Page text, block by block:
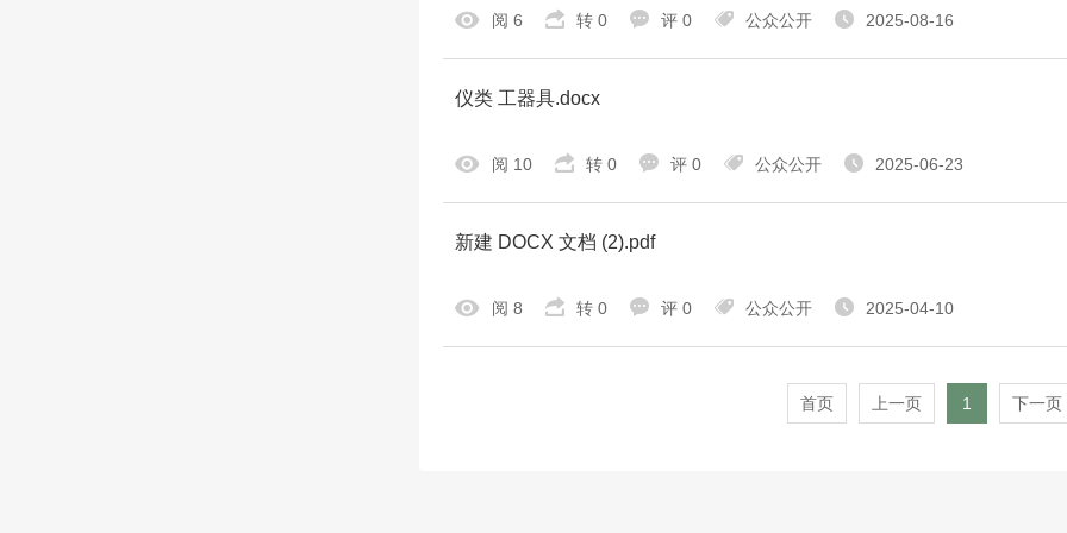
阅 6 转 0 评 0 公众公开 2025-08-16
仪类 工器具.docx
阅 10 转 0 评 0 公众公开 2025-06-23
新建 DOCX 文档 (2).pdf
阅 8 转 0 评 0 公众公开 2025-04-10
首页 上一页 1 下一页